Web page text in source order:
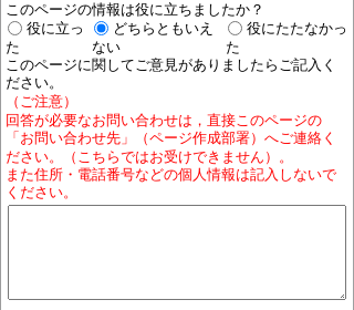
このページの情報は役に立ちましたか？
役に立っ
た
どちらともいえ
ない
役にたたなかっ
た
このページに関してご意見がありましたらご記入く
ださい。
（ご注意）
回答が必要なお問い合わせは，直接このページの
「お問い合わせ先」（ページ作成部署）へご連絡く
ださい。（こちらではお受けできません）。
また住所・電話番号などの個人情報は記入しないで
ください。